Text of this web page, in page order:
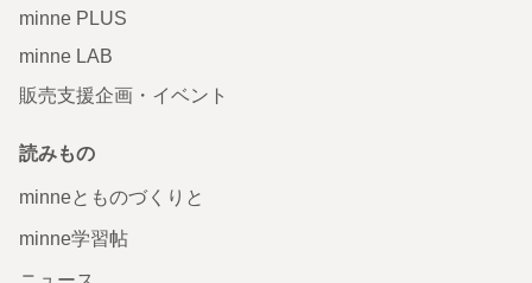
minne PLUS
minne LAB
販売支援企画・イベント
読みもの
minneとものづくりと
minne学習帖